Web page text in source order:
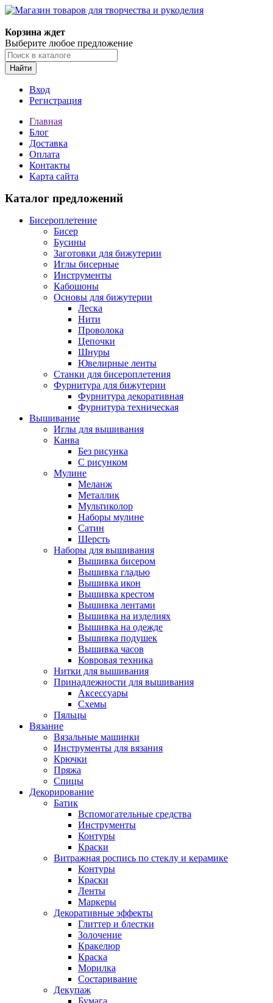
Корзина ждет
Выберите любое предложение
Найти
Вход
Регистрация
Главная
Блог
Доставка
Оплата
Контакты
Карта сайта
Каталог предложений
Бисероплетение
Бисер
Бусины
Заготовки для бижутерии
Иглы бисерные
Инструменты
Кабошоны
Основы для бижутерии
Леска
Нити
Проволока
Цепочки
Шнуры
Ювелирные ленты
Станки для бисероплетения
Фурнитура для бижутерии
Фурнитура декоративная
Фурнитура техническая
Вышивание
Иглы для вышивания
Канва
Без рисунка
С рисунком
Мулине
Меланж
Металлик
Мультиколор
Наборы мулине
Сатин
Шерсть
Наборы для вышивания
Вышивка бисером
Вышивка гладью
Вышивка икон
Вышивка крестом
Вышивка лентами
Вышивка на изделиях
Вышивка на одежде
Вышивка подушек
Вышивка часов
Ковровая техника
Нитки для вышивания
Принадлежности для вышивания
Аксессуары
Схемы
Пяльцы
Вязание
Вязальные машинки
Инструменты для вязания
Крючки
Пряжа
Спицы
Декорирование
Батик
Вспомогательные средства
Инструменты
Контуры
Краски
Витражная роспись по стеклу и керамике
Контуры
Краски
Ленты
Маркеры
Декоративные эффекты
Глиттер и блестки
Золочение
Кракелюр
Краска
Морилка
Состаривание
Декупаж
Бумага